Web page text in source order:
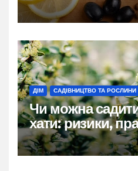
ДІМ САДІВНИЦТВО ТА РОСЛИНИ
Чи можна
хати: ризики,
практичні